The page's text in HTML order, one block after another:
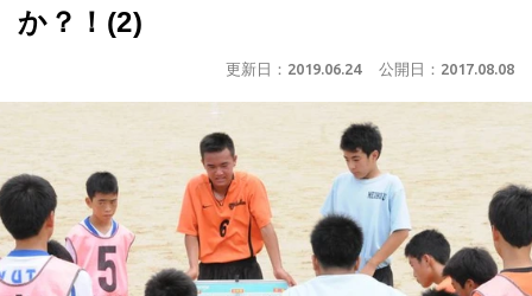
か？！(2)
更新日： 2019.06.24 公開日： 2017.08.08